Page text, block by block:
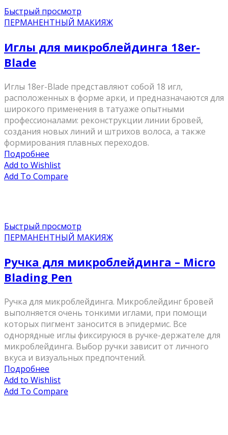
Быстрый просмотр
ПЕРМАНЕНТНЫЙ МАКИЯЖ
Иглы для микроблейдинга 18er-
Blade
Иглы 18er-Blade представляют собой 18 игл,
расположенных в форме арки, и предназначаются для
широкого применения в татуаже опытными
профессионалами: реконструкции линии бровей,
создания новых линий и штрихов волоса, а также
формирования плавных переходов.
Подробнее
Add to Wishlist
Add To Compare
Быстрый просмотр
ПЕРМАНЕНТНЫЙ МАКИЯЖ
Ручка для микроблейдинга – Micro
Blading Pen
Ручка для микроблейдинга. Микроблейдинг бровей
выполняется очень тонкими иглами, при помощи
которых пигмент заносится в эпидермис. Все
однорядные иглы фиксируюся в ручке-держателе для
микроблейдинга. Выбор ручки зависит от личного
вкуса и визуальных предпочтений.
Подробнее
Add to Wishlist
Add To Compare